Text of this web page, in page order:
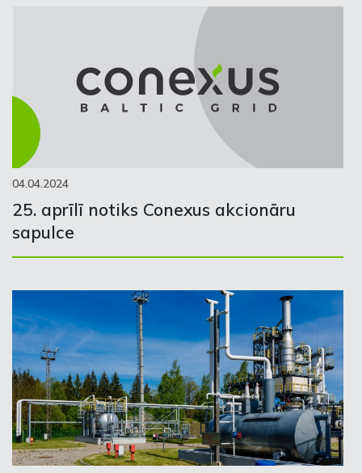
04.04.2024
25. aprīlī notiks Conexus akcionāru
sapulce